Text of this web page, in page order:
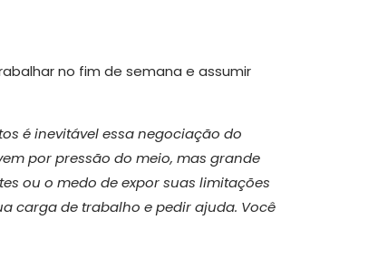
no fim de semana e assumir
é inevitável essa negociação do
por pressão do meio, mas grande
ou o medo de expor suas limitações
carga de trabalho e pedir ajuda. Você